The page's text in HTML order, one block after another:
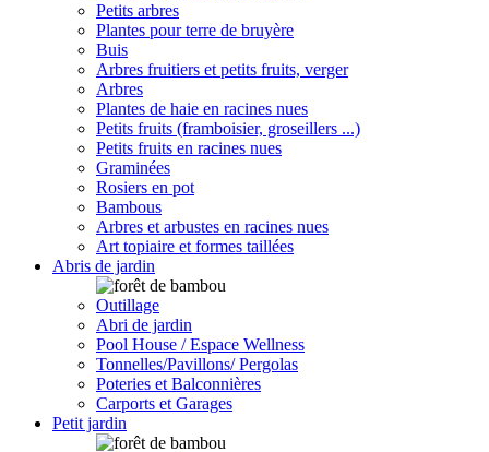
Petits arbres
Plantes pour terre de bruyère
Buis
Arbres fruitiers et petits fruits, verger
Arbres
Plantes de haie en racines nues
Petits fruits (framboisier, groseillers ...)
Petits fruits en racines nues
Graminées
Rosiers en pot
Bambous
Arbres et arbustes en racines nues
Art topiaire et formes taillées
Abris de jardin
Outillage
Abri de jardin
Pool House / Espace Wellness
Tonnelles/Pavillons/ Pergolas
Poteries et Balconnières
Carports et Garages
Petit jardin